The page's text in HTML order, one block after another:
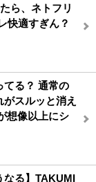
ら、ネトフリ
快適すぎん？
てる？ 通常の
スルッと消え
想像以上にシ
なる】TAKUMI